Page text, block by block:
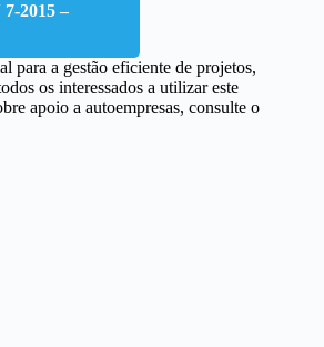
2015 –
para a gestão eficiente de projetos,
os interessados a utilizar este
apoio a autoempresas, consulte o